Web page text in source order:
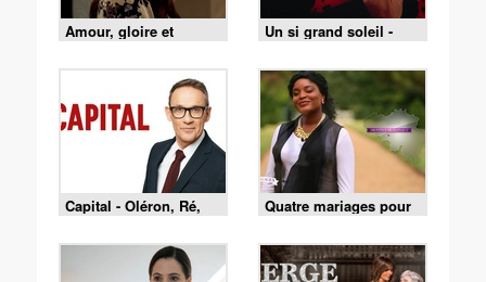
Amour, gloire et
beauté du 4 août 2026
Un si grand soleil -
07/08/2026
Capital - Oléron, Ré,
Belle-Île : le match des
îles est lancé !
Quatre mariages pour
une lune de miel - 4
mariages pour 1 lune
de miel du 3 août 2026
- Merveille et François